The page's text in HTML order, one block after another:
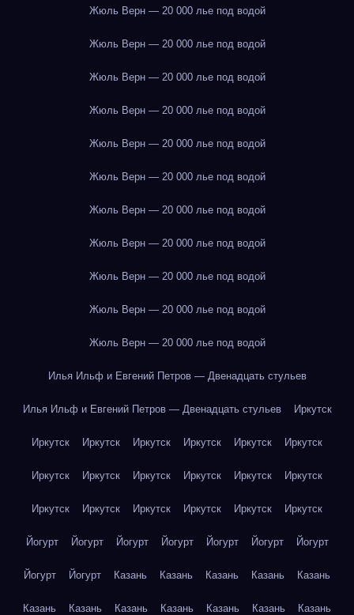
Жюль Верн — 20 000 лье под водой
Жюль Верн — 20 000 лье под водой
Жюль Верн — 20 000 лье под водой
Жюль Верн — 20 000 лье под водой
Жюль Верн — 20 000 лье под водой
Жюль Верн — 20 000 лье под водой
Жюль Верн — 20 000 лье под водой
Жюль Верн — 20 000 лье под водой
Жюль Верн — 20 000 лье под водой
Жюль Верн — 20 000 лье под водой
Жюль Верн — 20 000 лье под водой
Илья Ильф и Евгений Петров — Двенадцать стульев
Илья Ильф и Евгений Петров — Двенадцать стульев Иркутск
Иркутск Иркутск Иркутск Иркутск Иркутск Иркутск
Иркутск Иркутск Иркутск Иркутск Иркутск Иркутск
Иркутск Иркутск Иркутск Иркутск Иркутск Иркутск
Йогурт Йогурт Йогурт Йогурт Йогурт Йогурт Йогурт
Йогурт Йогурт Казань Казань Казань Казань Казань
Казань Казань Казань Казань Казань Казань Казань